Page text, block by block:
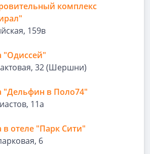
комплекс
159в
"Одиссей"
32 (Шершни)
"Дельфин в Поло74"
11а
в отеле "Парк Сити"
6